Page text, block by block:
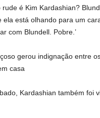
rude é Kim Kardashian?
ela está olhando para um
com Blundell. Pobre.’
gerou indignação entre
casa
Kardashian também foi